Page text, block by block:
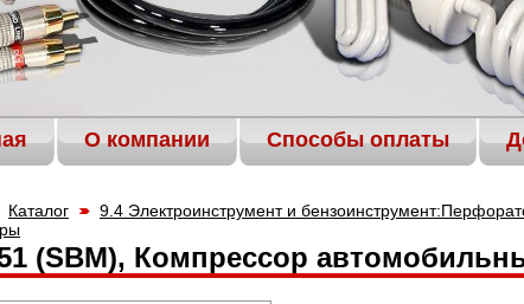
О компании Способы оплаты
Каталог
9.4 Электроинструмент и
(SВМ), Компрессор